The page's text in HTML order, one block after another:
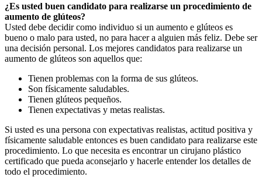
¿Es usted buen candidato para realizarse un procedimiento de
aumento de glúteos?
Usted debe decidir como individuo si un aumento e glúteos es
bueno o malo para usted, no para hacer a alguien más feliz. Debe ser
una decisión personal. Los mejores candidatos para realizarse un
aumento de glúteos son aquellos que:
Tienen problemas con la forma de sus glúteos.
Son físicamente saludables.
Tienen glúteos pequeños.
Tienen expectativas y metas realistas.
Si usted es una persona con expectativas realistas, actitud positiva y
físicamente saludable entonces es buen candidato para realizarse este
procedimiento. Lo que necesita es encontrar un cirujano plástico
certificado que pueda aconsejarlo y hacerle entender los detalles de
todo el procedimiento.